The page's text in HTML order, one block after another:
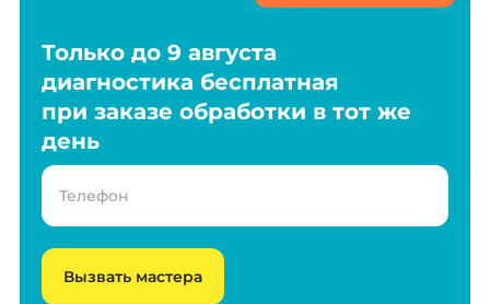
Только до 9 августа
диагностика бесплатная
при заказе обработки в тот же
день
Вызвать мастера